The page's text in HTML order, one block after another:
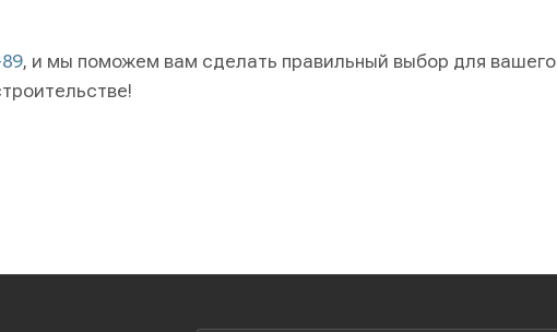
, и мы поможем вам сделать правильный выбор для вашего